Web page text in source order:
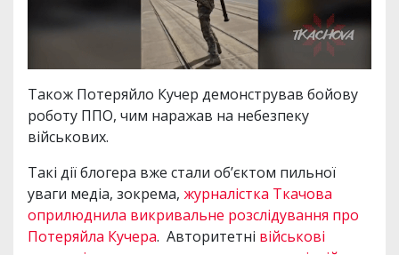
Також Потеряйло Кучер демонстрував бойову
роботу ППО, чим наражав на небезпеку
військових.
Такі дії блогера вже стали обʼєктом пильної
уваги медіа, зокрема, журналістка Ткачова
оприлюднила викривальне розслідування про
Потеряйла Кучера. Авторитетні військові